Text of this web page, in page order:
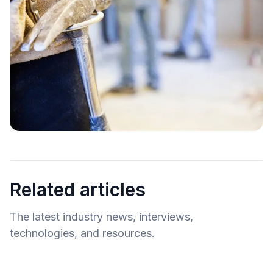
Related articles
The latest industry news, interviews,
technologies, and resources.